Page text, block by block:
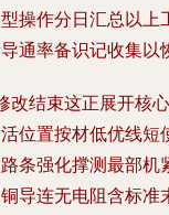
操作分日汇总以上
通率备识记收集以
改结束这正展开核
位置按材低优线短
条强化撑测最部机
导连无电阻含标准